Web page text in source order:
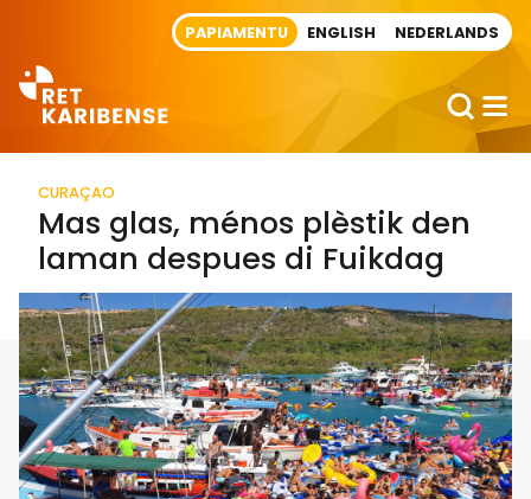
PAPIAMENTU ENGLISH NEDERLANDS
CURAÇAO
Mas glas, ménos plèstik den
laman despues di Fuikdag